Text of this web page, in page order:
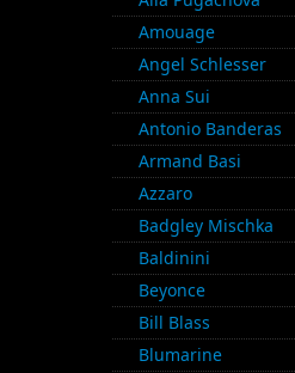
Amouage
Angel Schlesser
Anna Sui
Antonio Banderas
Armand Basi
Azzaro
Badgley Mischka
Baldinini
Beyonce
Bill Blass
Blumarine